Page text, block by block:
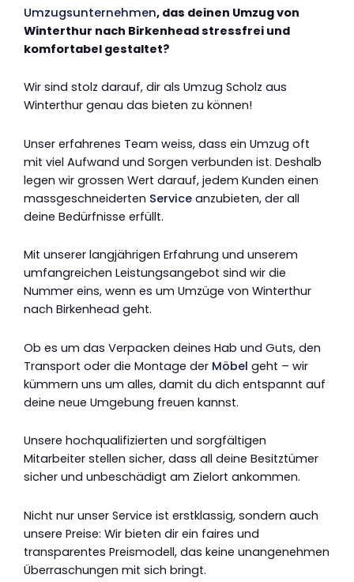
Umzugsunternehmen, das deinen Umzug von
Winterthur nach Birkenhead stressfrei und
komfortabel gestaltet?
Wir sind stolz darauf, dir als Umzug Scholz aus
Winterthur genau das bieten zu können!
Unser erfahrenes Team weiss, dass ein Umzug oft
mit viel Aufwand und Sorgen verbunden ist. Deshalb
legen wir grossen Wert darauf, jedem Kunden einen
massgeschneiderten Service anzubieten, der all
deine Bedürfnisse erfüllt.
Mit unserer langjährigen Erfahrung und unserem
umfangreichen Leistungsangebot sind wir die
Nummer eins, wenn es um Umzüge von Winterthur
nach Birkenhead geht.
Ob es um das Verpacken deines Hab und Guts, den
Transport oder die Montage der Möbel geht – wir
kümmern uns um alles, damit du dich entspannt auf
deine neue Umgebung freuen kannst.
Unsere hochqualifizierten und sorgfältigen
Mitarbeiter stellen sicher, dass all deine Besitztümer
sicher und unbeschädigt am Zielort ankommen.
Nicht nur unser Service ist erstklassig, sondern auch
unsere Preise: Wir bieten dir ein faires und
transparentes Preismodell, das keine unangenehmen
Überraschungen mit sich bringt.